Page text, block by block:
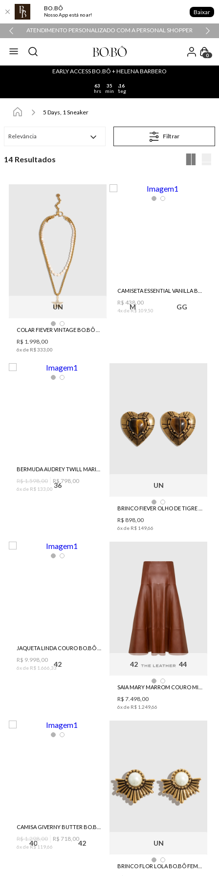
BO.BÔ
Nosso App está no ar! Baixar
ATENDIMENTO PERSONALIZADO COM A PERSONAL SHOPPER
0
EARLY ACCESS BO.BÔ + HELENA BARBERO
63
hrs
35
min
16
seg
5 Days, 1 Sneaker
Relevância Filtrar
14
UN
R$ 1 998 00
6x de R$333 00
M GG
R$ 438 00
4x deR$ 109 50
36
R$1.598,00 R$ 798,00
6x de R$ 133 00 UN
R$ 898,00
6x de R$ 14966
42
R$ 9 998 00
6x de R$ 1 666 33 42 44
R$ 7 498 00
6x de R$ 1 24966
40 42
R$1.298,00 R$ 718 00
6x deR$ 11966 UN